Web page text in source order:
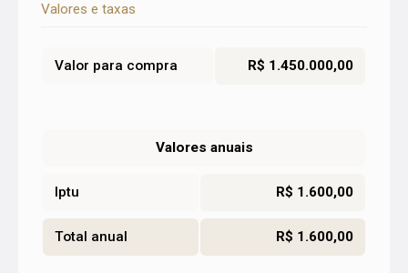
Valores e taxas
Valor para compra R$ 1.450.000,00
Valores anuais
Iptu R$ 1.600,00
Total anual R$ 1.600,00